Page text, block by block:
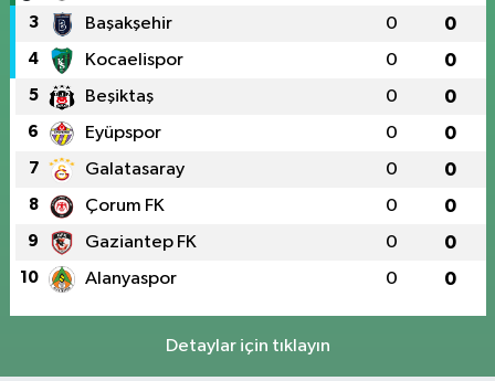
3 Başakşehir 0 0
4 Kocaelispor 0 0
5 Beşiktaş 0 0
6 Eyüpspor 0 0
7 Galatasaray 0 0
8 Çorum FK 0 0
9 Gaziantep FK 0 0
10 Alanyaspor 0 0
Detaylar için tıklayın